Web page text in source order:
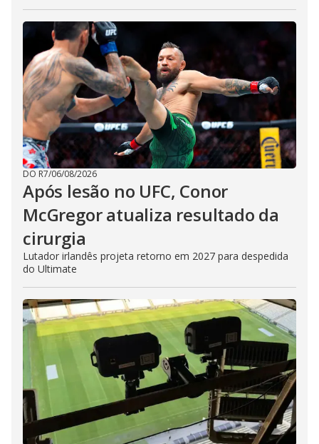
DO R7/06/08/2026
Após lesão no UFC, Conor
McGregor atualiza resultado da
cirurgia
Lutador irlandês projeta retorno em 2027 para despedida
do Ultimate